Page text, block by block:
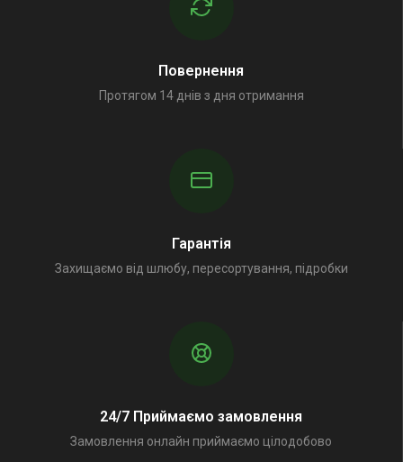
Повернення
Протягом 14 днів з дня отримання
Гарантія
Захищаємо від шлюбу, пересортування, підробки
24/7 Приймаємо замовлення
Замовлення онлайн приймаємо цілодобово